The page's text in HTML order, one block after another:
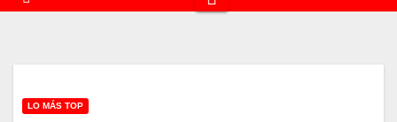
LO MÁS TOP